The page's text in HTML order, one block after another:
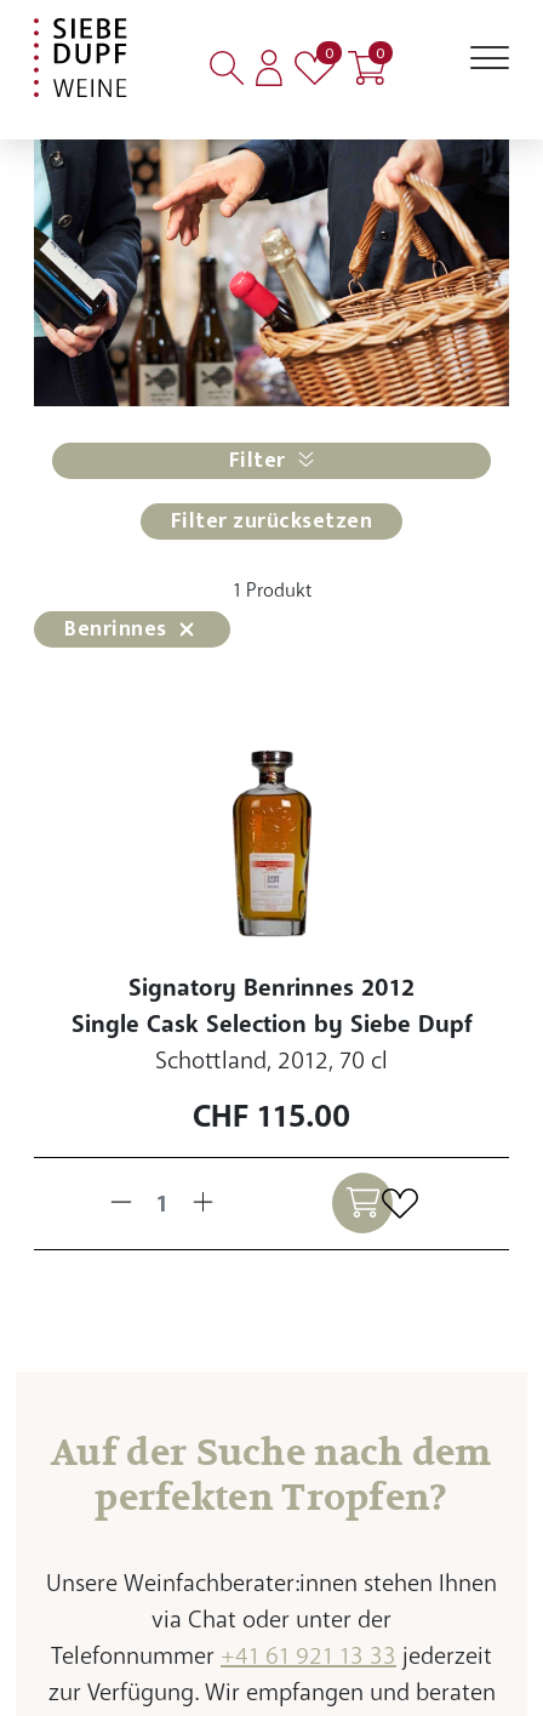
0Artikel auf der Merkliste
0Artikel im Warenkorb
Filter
Filter zurücksetzen
1 Produkt
Benrinnes
Signatory Benrinnes 2012
Single Cask Selection by Siebe Dupf
Schottland, 2012, 70 cl
CHF 115.00
Auf der Suche nach dem
perfekten Tropfen?
Unsere Weinfachberater:innen stehen Ihnen
via Chat oder unter der
Telefonnummer +41 61 921 13 33 jederzeit
zur Verfügung. Wir empfangen und beraten